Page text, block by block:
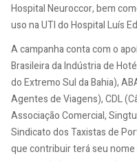
Hospital Neuroccor, bem
uso na UTI do Hospital Luís
A campanha conta com o
Brasileira da Indústria de
do Extremo Sul da Bahia),
Agentes de Viagens), CDL
Associação Comercial,
Sindicato dos Taxistas de
que contribuir terá seu